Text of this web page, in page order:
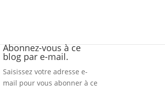
Abonnez-vous à ce
blog par e-mail.
Saisissez votre adresse e-
mail pour vous abonner à ce